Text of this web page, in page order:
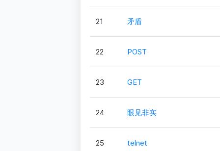
21 矛盾
22 POST
23 GET
24 眼见非实
25 telnet